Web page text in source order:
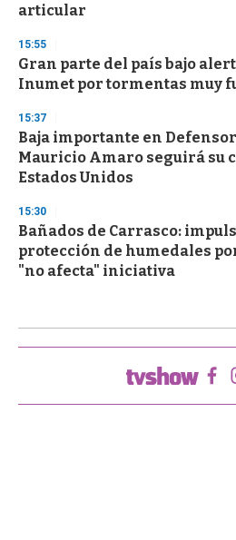
articular
15:55
Gran parte del país bajo
Inumet por tormentas muy
15:37
Baja importante en
Mauricio Amaro seguirá su
Estados Unidos
15:30
Bañados de Carrasco:
protección de humedales
"no afecta" iniciativa